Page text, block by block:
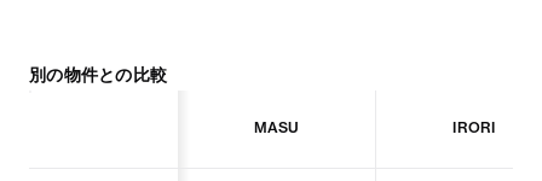
別の物件との比較
MASU IRORI